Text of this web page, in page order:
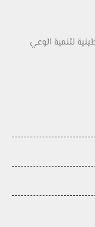
لتنمية الوعي